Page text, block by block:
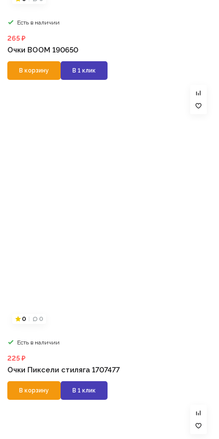
Есть в наличии
265 ₽
Очки BOOM 190650
В корзину В 1 клик
0 0
Есть в наличии
225 ₽
Очки Пиксели стиляга 1707477
В корзину В 1 клик